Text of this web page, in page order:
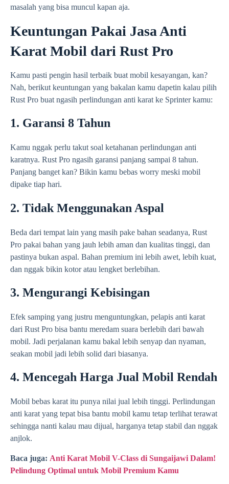
masalah yang bisa muncul kapan aja.
Keuntungan Pakai Jasa Anti
Karat Mobil dari Rust Pro
Kamu pasti pengin hasil terbaik buat mobil kesayangan, kan?
Nah, berikut keuntungan yang bakalan kamu dapetin kalau pilih
Rust Pro buat ngasih perlindungan anti karat ke Sprinter kamu:
1. Garansi 8 Tahun
Kamu nggak perlu takut soal ketahanan perlindungan anti
karatnya. Rust Pro ngasih garansi panjang sampai 8 tahun.
Panjang banget kan? Bikin kamu bebas worry meski mobil
dipake tiap hari.
2. Tidak Menggunakan Aspal
Beda dari tempat lain yang masih pake bahan seadanya, Rust
Pro pakai bahan yang jauh lebih aman dan kualitas tinggi, dan
pastinya bukan aspal. Bahan premium ini lebih awet, lebih kuat,
dan nggak bikin kotor atau lengket berlebihan.
3. Mengurangi Kebisingan
Efek samping yang justru menguntungkan, pelapis anti karat
dari Rust Pro bisa bantu meredam suara berlebih dari bawah
mobil. Jadi perjalanan kamu bakal lebih senyap dan nyaman,
seakan mobil jadi lebih solid dari biasanya.
4. Mencegah Harga Jual Mobil Rendah
Mobil bebas karat itu punya nilai jual lebih tinggi. Perlindungan
anti karat yang tepat bisa bantu mobil kamu tetap terlihat terawat
sehingga nanti kalau mau dijual, harganya tetap stabil dan nggak
anjlok.
Baca juga: Anti Karat Mobil V-Class di Sungaijawi Dalam!
Pelindung Optimal untuk Mobil Premium Kamu